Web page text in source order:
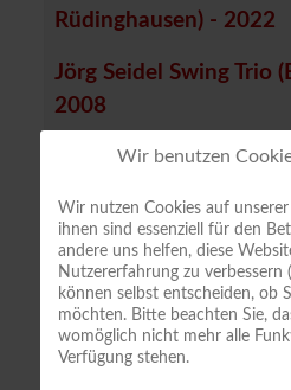
Rüdinghausen) - 2022
Jörg Seidel Swing Trio
2008
Jugend-Jazzband
Jugendjazzorchster
(Halle/Saale) - 2005
Kasseturm Jazzband
Kinder Big Band u.
Wir benutzen
Wir nutzen Cookies auf
ihnen sind essenziell für den
andere uns helfen, diese
Nutzererfahrung zu verbessern
können selbst entscheiden, ob
möchten. Bitte beachten Sie,
womöglich nicht mehr alle
Verfügung stehen.